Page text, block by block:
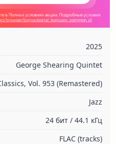
2025
George Shearing Quintet
Vol. 953 (Remastered)
Jazz
24 бит / 44.1 кГц
FLAC (tracks)